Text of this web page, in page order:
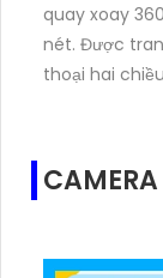
quay xoay
nét. Được
thoại hai
nháy cảnh
chặn những